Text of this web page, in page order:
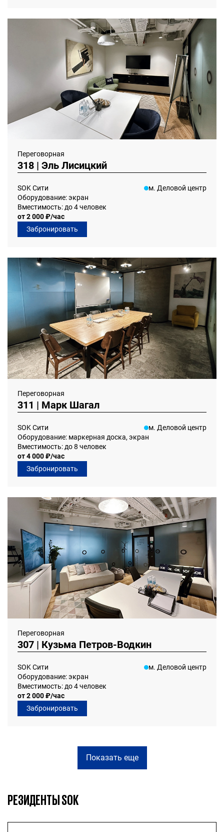
Переговорная
318 | Эль Лисицкий
SOK Сити
м. Деловой центр
Оборудование: экран
Вместимость: до 4 человек
от 2 000 ₽/час
Забронировать
Переговорная
311 | Марк Шагал
SOK Сити
м. Деловой центр
Оборудование: маркерная доска, экран
Вместимость: до 8 человек
от 4 000 ₽/час
Забронировать
Переговорная
307 | Кузьма Петров-Водкин
SOK Сити
м. Деловой центр
Оборудование: экран
Вместимость: до 4 человек
от 2 000 ₽/час
Забронировать
Показать еще
РЕЗИДЕНТЫ SOK